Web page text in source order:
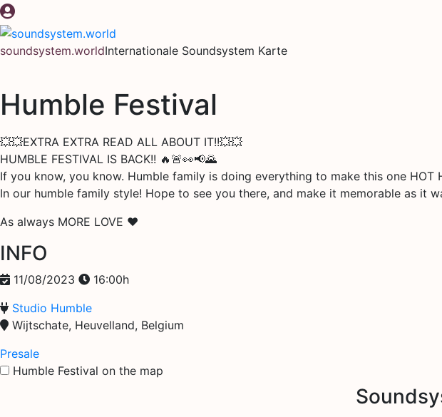
Zum
Inhalt
springen
soundsystem.worldInternationale Soundsystem Karte
Humble Festival
💥💥EXTRA EXTRA READ ALL ABOUT IT!!💥💥
HUMBLE FESTIVAL IS BACK!! 🔥🚨👀📢🌄
If you know, you know. Humble family is doing everything to make this one HOT
In our humble family style! Hope to see you there, and make it memorable as it
As always MORE LOVE ❤️
INFO
11/08/2023
16:00h
Studio Humble
Wijtschate, Heuvelland, Belgium
Presale
Humble Festival on the map